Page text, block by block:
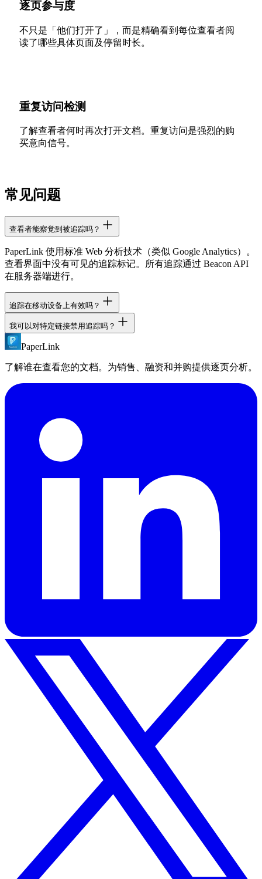
逐页参与度
不只是「他们打开了」，而是精确看到每位查看者阅
读了哪些具体页面及停留时长。
重复访问检测
了解查看者何时再次打开文档。重复访问是强烈的购
买意向信号。
常见问题
查看者能察觉到被追踪吗？
PaperLink 使用标准 Web 分析技术（类似 Google Analytics）。
查看界面中没有可见的追踪标记。所有追踪通过 Beacon API
在服务器端进行。
追踪在移动设备上有效吗？
有效。PaperLink 追踪在所有设备和浏览器上均可使用，包括
iOS Safari。Beacon API 确保即使用户关闭标签页也能捕获数
据。
我可以对特定链接禁用追踪吗？
追踪在所有共享链接上始终启用。这是 PaperLink 的核心功
能。如果您不需要追踪，普通文件共享服务可能更适合您。
PaperLink
了解谁在查看您的文档。为销售、融资和并购提供逐页分析。